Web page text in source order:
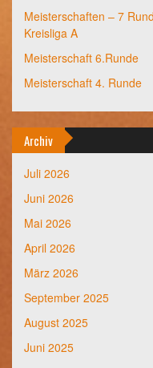
Meisterschaften – 7
Kreisliga A
Meisterschaft 6.Runde
Meisterschaft 4. Runde
Archiv
Juli 2026
Juni 2026
Mai 2026
April 2026
März 2026
September 2025
August 2025
Juni 2025